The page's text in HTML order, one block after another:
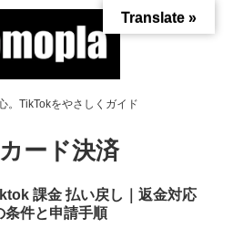
。TikTokをやさしくガイド
ード決済
課金 払い戻し｜返金対応
条件と申請手順
Translate »